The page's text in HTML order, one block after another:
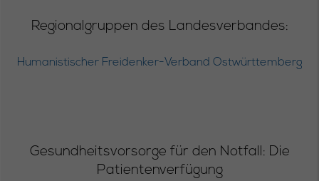
Regionalgruppen des Landesverbandes:
Humanistischer Freidenker-Verband Ostwürttemberg
Gesundheitsvorsorge für den Notfall: Die
Patientenverfügung